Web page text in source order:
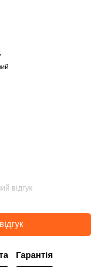
відгук
Гарантія